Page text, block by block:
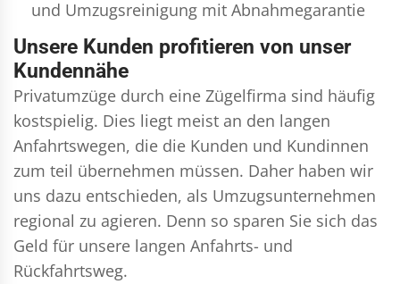
und Umzugsreinigung mit Abnahmegarantie
Unsere Kunden profitieren von unser
Kundennähe
Privatumzüge durch eine Zügelfirma sind häufig
kostspielig. Dies liegt meist an den langen
Anfahrtswegen, die die Kunden und Kundinnen
zum teil übernehmen müssen. Daher haben wir
uns dazu entschieden, als Umzugsunternehmen
regional zu agieren. Denn so sparen Sie sich das
Geld für unsere langen Anfahrts- und
Rückfahrtsweg.